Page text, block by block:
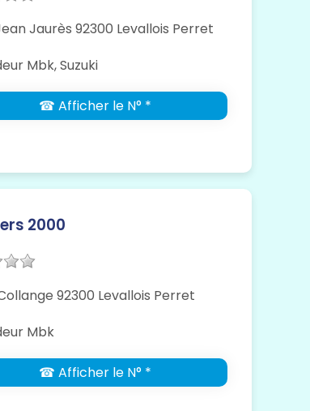
Jaurès 92300 Levallois Perret
Mbk, Suzuki
☎ Afficher le N° *
2000
92300 Levallois Perret
Mbk
☎ Afficher le N° *